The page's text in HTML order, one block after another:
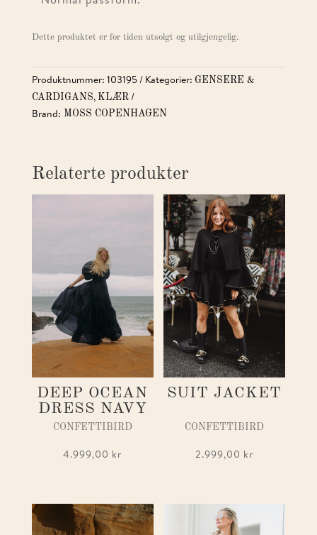
Dette produktet er for tiden utsolgt og utilgjengelig.
Produktnummer: 103195 Kategorier: GENSERE &
CARDIGANS, KLÆR
Brand: MOSS COPENHAGEN
Relaterte produkter
DEEP OCEAN
DRESS NAVY
CONFETTIBIRD
4.999,00 kr
SUIT JACKET
CONFETTIBIRD
2.999,00 kr